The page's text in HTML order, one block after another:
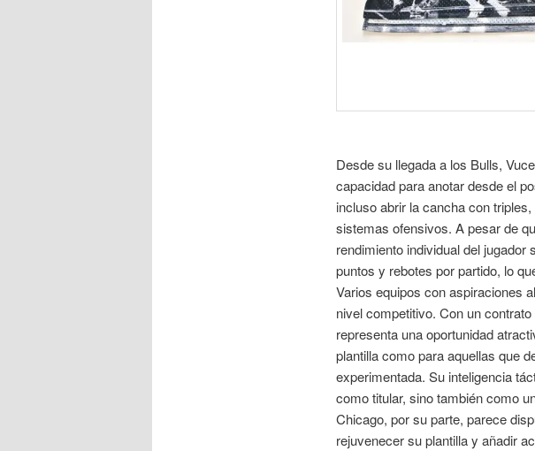
Desde su llegada a los Bulls,
capacidad para anotar desde el
incluso abrir la cancha con
sistemas ofensivos. A pesar de
rendimiento individual del
puntos y rebotes por partido, lo
Varios equipos con aspiraciones
nivel competitivo. Con un
representa una oportunidad
plantilla como para aquellas que
experimentada. Su inteligencia
como titular, sino también como
Chicago, por su parte, parece
rejuvenecer su plantilla y añadir